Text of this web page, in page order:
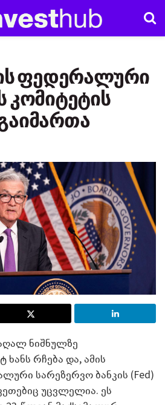
ის ფედერალური
კომიტეტის
ნიშნულზე
რჩება და, ამის
სარეზერვო ბანკის (Fed)
უცვლელია. ეს